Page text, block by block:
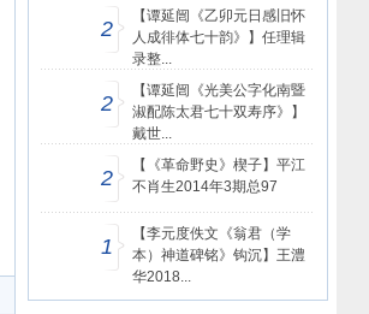
2
【谭延闿《乙卯元日感旧怀
人成徘体七十韵》】任理辑
录整...
2
【谭延闿《光美公字化南暨
淑配陈太君七十双寿序》】
戴世...
2
【《革命野史》楔子】平江
不肖生2014年3期总97
1
【李元度佚文《翁君（学
本）神道碑铭》钩沉】王澧
华2018...